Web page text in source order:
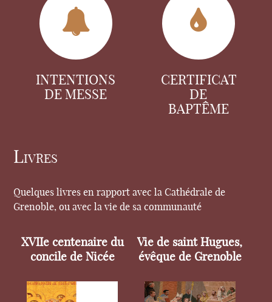
INTENTIONS
DE MESSE
CERTIFICAT
DE
BAPTÊME
Livres
Quelques livres en rapport avec la Cathédrale de
Grenoble, ou avec la vie de sa communauté
XVIIe centenaire du
concile de Nicée
Vie de saint Hugues,
évêque de Grenoble